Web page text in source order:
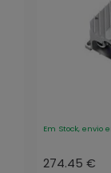
Em Stock, envio
274.45 €